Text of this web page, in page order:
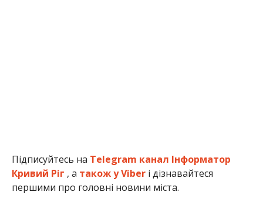
Підписуйтесь на Telegram канал Інформатор
Кривий Ріг , а також у Viberі дізнавайтеся
першими про головні новини міста.